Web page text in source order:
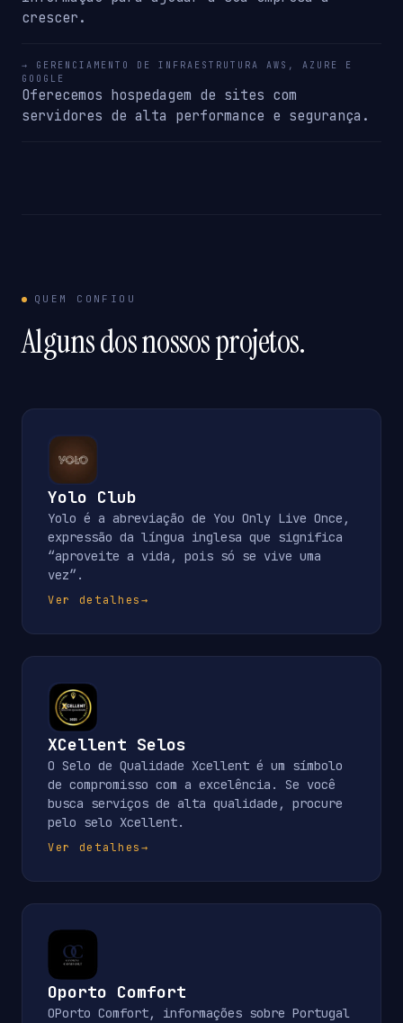
crescer.
→ GERENCIAMENTO DE INFRAESTRUTURA AWS, AZURE E
GOOGLE
Oferecemos hospedagem de sites com
servidores de alta performance e segurança.
QUEM CONFIOU
Alguns dos nossos projetos.
Yolo Club
Yolo é a abreviação de You Only Live Once,
expressão da língua inglesa que significa
“aproveite a vida, pois só se vive uma
vez”.
Ver detalhes→
XCellent Selos
O Selo de Qualidade Xcellent é um símbolo
de compromisso com a excelência. Se você
busca serviços de alta qualidade, procure
pelo selo Xcellent.
Ver detalhes→
Oporto Comfort
OPorto Comfort, informações sobre Portugal